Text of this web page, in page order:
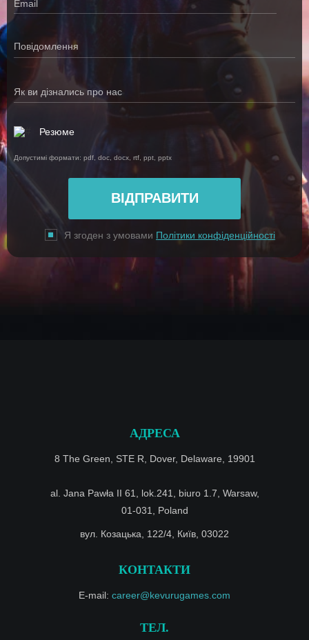
Email
Повідомлення
Як ви дізнались про нас
Резюме
Допустимі формати: pdf, doc, docx, rtf, ppt, pptx
Я згоден з умовами Політики конфіденційності
АДРЕСА
8 The Green, STE R, Dover, Delaware, 19901
al. Jana Pawła II 61, lok.241, biuro 1.7, Warsaw,
01-031, Poland
вул. Козацька, 122/4, Київ, 03022
КОНТАКТИ
E-mail: career@kevurugames.com
ТЕЛ.